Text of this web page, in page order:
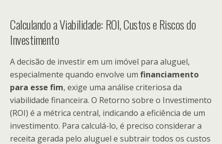
Calculando a Viabilidade: ROI, Custos e Riscos do
Investimento
A decisão de investir em um imóvel para aluguel,
especialmente quando envolve um financiamento
para esse fim, exige uma análise criteriosa da
viabilidade financeira. O Retorno sobre o Investimento
(ROI) é a métrica central, indicando a eficiência de um
investimento. Para calculá-lo, é preciso considerar a
receita gerada pelo aluguel e subtrair todos os custos